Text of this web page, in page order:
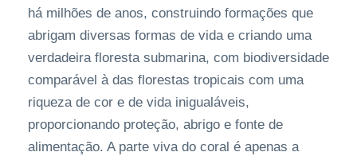
há milhões de anos, construindo formações que
abrigam diversas formas de vida e criando uma
verdadeira floresta submarina, com biodiversidade
comparável à das florestas tropicais com uma
riqueza de cor e de vida inigualáveis,
proporcionando proteção, abrigo e fonte de
alimentação. A parte viva do coral é apenas a